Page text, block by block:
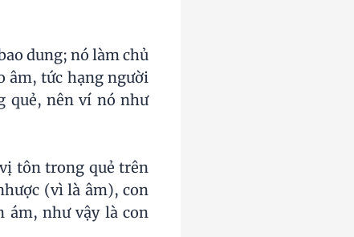
dung; nó làm chủ
âm, tức hạng người
quẻ, nên ví nó như
tôn trong quẻ trên
(vì là âm), con
ám, như vậy là con